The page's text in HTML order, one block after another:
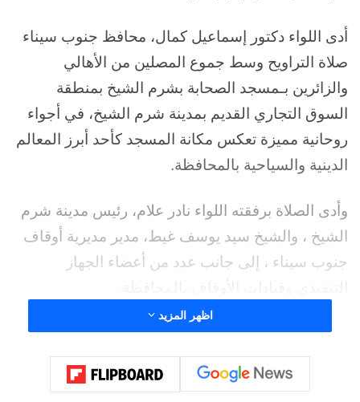
أدى اللواء دكتور إسماعيل كمال، محافظ جنوب سيناء
صلاة التراويح وسط جموع المصلين من الأهالي
والزائرين بـمسجد الصحابة بشرم الشيخ بمنطقة
السوق التجاري القديم بمدينة شرم الشيخ، في أجواء
روحانية مميزة تعكس مكانة المسجد كأحد أبرز المعالم
الدينية والسياحية بالمحافظة.
وأدى الصلاة برفقته اللواء نادر علام، رئيس مدينة شرم
الشيخ ، والشيخ سيد يوسف غيط، مدير مديرية أوقاف
جنوب سيناء ، إلى جانب عدد من أعضاء الجهاز
واستمع المحافظ خلال الزيارة إلى شرح تفصيلي حول
مكونات المسجد وأنشطته الدعوية والثقافية، كما تفقد
المركز الثقافي التابع له. والتقى بعدد من الأطفال داخل
اظهر المزيد